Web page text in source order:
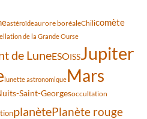
astéroïdeaurore boréaleChilicomète
de la Grande Ourse
de LuneESOISSJupiter
lunette astronomiqueMars
Saint-Georgesoccultation
planètePlanète rouge